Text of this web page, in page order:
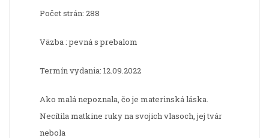
Počet strán: 288
Väzba : pevná s prebalom
Termín vydania: 12.09.2022
Ako malá nepoznala, čo je materinská láska.
Necítila matkine ruky na svojich vlasoch, jej tvár
nebola